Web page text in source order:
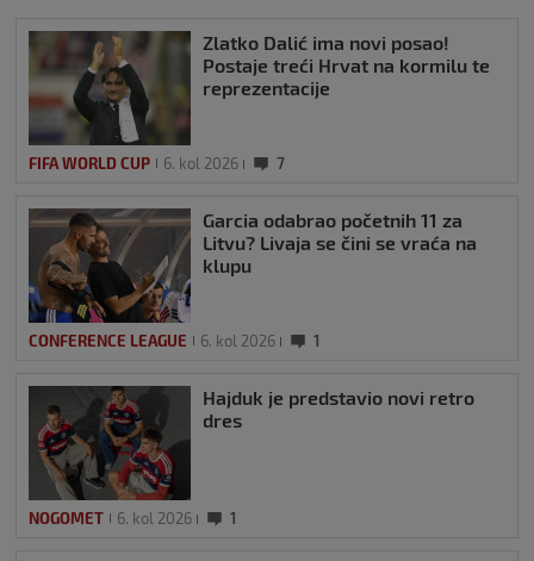
Zlatko Dalić ima novi posao!
Postaje treći Hrvat na kormilu te
reprezentacije
FIFA WORLD CUP 6. kol 2026 7
Garcia odabrao početnih 11 za
Litvu? Livaja se čini se vraća na
klupu
CONFERENCE LEAGUE 6. kol 2026 1
Hajduk je predstavio novi retro
dres
NOGOMET 6. kol 2026 1